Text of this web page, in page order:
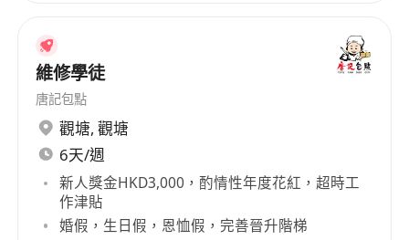
that meet global consumer demands. Beyond
its toy business, Development Group also
actively engages in the real estate market,
operating rental businesses for office buildings
and industrial complexes. The company's real
estate investment strategy aims at providing
premium commercial spaces and stable rental
income, contributing to a steady revenue
stream for the group. Additionally, the group
維修學徒
唐記包點
觀塘, 觀塘
6天/週
新人獎金HKD3,000，酌情性年度花紅，超時工
作津貼
婚假，生日假，恩恤假，完善晉升階梯